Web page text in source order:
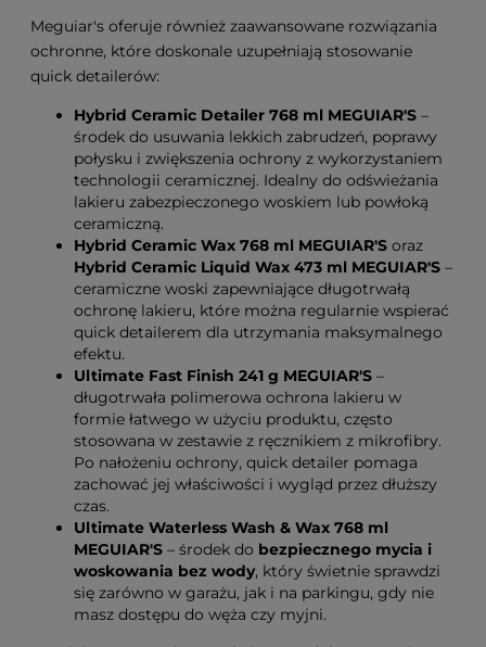
Meguiar's oferuje również zaawansowane rozwiązania
ochronne, które doskonale uzupełniają stosowanie
quick detailerów:
Hybrid Ceramic Detailer 768 ml MEGUIAR'S –
środek do usuwania lekkich zabrudzeń, poprawy
połysku i zwiększenia ochrony z wykorzystaniem
technologii ceramicznej. Idealny do odświeżania
lakieru zabezpieczonego woskiem lub powłoką
ceramiczną.
Hybrid Ceramic Wax 768 ml MEGUIAR'S oraz
Hybrid Ceramic Liquid Wax 473 ml MEGUIAR'S –
ceramiczne woski zapewniające długotrwałą
ochronę lakieru, które można regularnie wspierać
quick detailerem dla utrzymania maksymalnego
efektu.
Ultimate Fast Finish 241 g MEGUIAR'S –
długotrwała polimerowa ochrona lakieru w
formie łatwego w użyciu produktu, często
stosowana w zestawie z ręcznikiem z mikrofibry.
Po nałożeniu ochrony, quick detailer pomaga
zachować jej właściwości i wygląd przez dłuższy
czas.
Ultimate Waterless Wash & Wax 768 ml
MEGUIAR'S – środek do bezpiecznego mycia i
woskowania bez wody, który świetnie sprawdzi
się zarówno w garażu, jak i na parkingu, gdy nie
masz dostępu do węża czy myjni.